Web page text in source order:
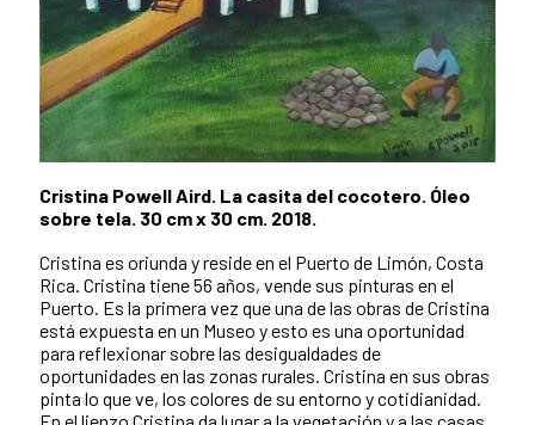
Cristina Powell Aird. La casita del cocotero. Óleo
sobre tela. 30 cm x 30 cm. 2018.
Cristina es oriunda y reside en el Puerto de Limón, Costa
Rica. Cristina tiene 56 años, vende sus pinturas en el
Puerto. Es la primera vez que una de las obras de Cristina
está expuesta en un Museo y esto es una oportunidad
para reflexionar sobre las desigualdades de
oportunidades en las zonas rurales. Cristina en sus obras
pinta lo que ve, los colores de su entorno y cotidianidad.